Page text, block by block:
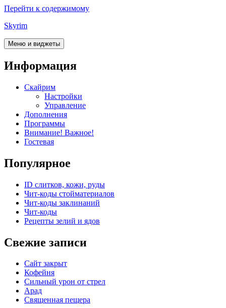
Перейти к содержимому
Skyrim
Меню и виджеты
Информация
Скайрим
Настройки
Управление
Дополнения
Программы
Внимание! Важное!
Гостевая
Популярное
ID слитков, кожи, руды
Чит-коды стойматериалов
Чит-коды заклинаний
Чит-коды
Рецепты зелий и ядов
Свежие записи
Сайт закрыт
Кофейня
Cильный урон от стрел
Арад
Священная пещера